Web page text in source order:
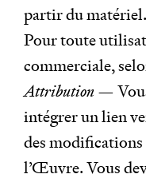
partir du matériel.
Pour toute
commerciale,
Attribution —
intégrer un lien
des modifications
l’Œuvre. Vous